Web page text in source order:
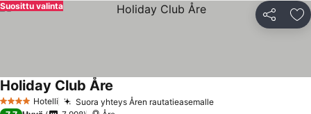
Jaa
Suosittu valinta
4 Tähtiluokitus
Hotelli Suora yhteys Åren rautatieasemalle
Holiday Club Åre